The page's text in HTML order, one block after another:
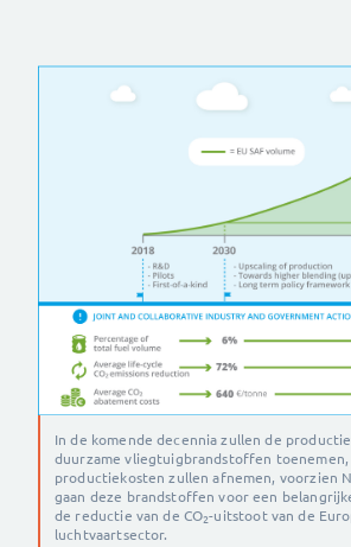
In de komende decennia zullen de
duurzame vliegtuigbrandstoffen
productiekosten zullen afnemen, voorzien
gaan deze brandstoffen voor een
de reductie van de CO2-uitstoot van de
luchtvaartsector.